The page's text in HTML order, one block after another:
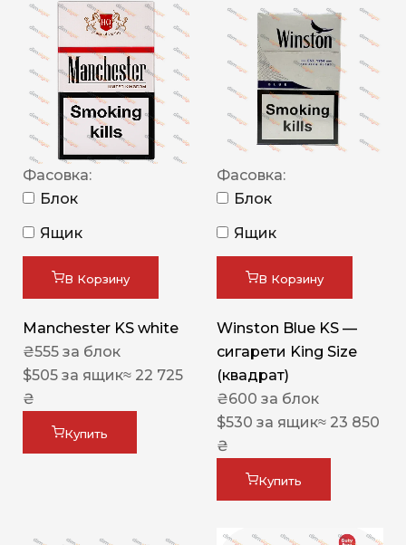
Фасовка:
Блок
Ящик
В Корзину
Manchester KS white
₴555 за блок
$505 за ящик≈ 22 725
₴
Купить
Фасовка:
Блок
Ящик
В Корзину
Winston Blue KS —
сигарети King Size
(квадрат)
₴600 за блок
$530 за ящик≈ 23 850
₴
Купить